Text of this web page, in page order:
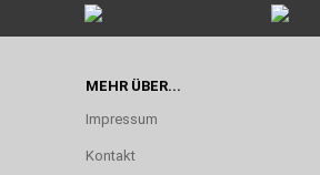
MEHR ÜBER...
Impressum
Kontakt